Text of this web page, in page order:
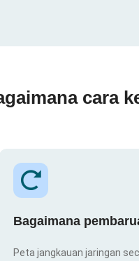
cara
Bagaimana
Peta jangkauan jaringan